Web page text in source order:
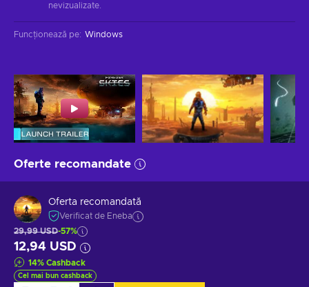
nevizualizate.
Funcționează pe: Windows
Oferte recomandate
Oferta recomandată
Verificat de Eneba
29,99 USD-57%
12,94 USD
14% Cashback
Cel mai bun cashback